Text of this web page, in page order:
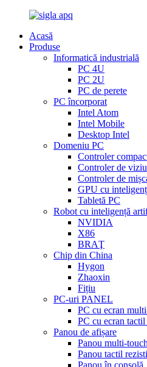
Acasă
Produse
Informatică industrială
PC 4U
PC 2U
PC de perete
PC încorporat
Intel Atom
Intel Mobile
Desktop Intel
Domeniu PC
Controler
Controler de
Controler de
GPU cu
Tabletă PC
Robot cu inteligență
NVIDIA
X86
BRAŢ
Chip din China
Hygon
Zhaoxin
Fițiu
PC-uri PANEL
PC cu ecran
PC cu ecran
Panou de afișare
Panou multi-touch
Panou tactil
Panou în consolă